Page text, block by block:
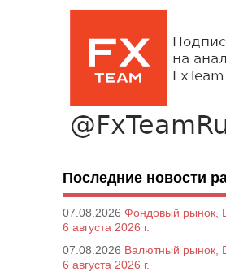
Последние новости
07.08.2026 Фондовый рынок,
6 августа 2026 г.
07.08.2026 Валютный рынок,
6 августа 2026 г.